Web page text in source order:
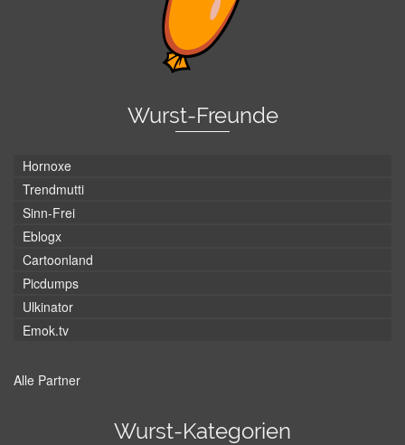
Wurst-Freunde
Hornoxe
Trendmutti
Sinn-Frei
Eblogx
Cartoonland
Picdumps
Ulkinator
Emok.tv
Alle Partner
Wurst-Kategorien